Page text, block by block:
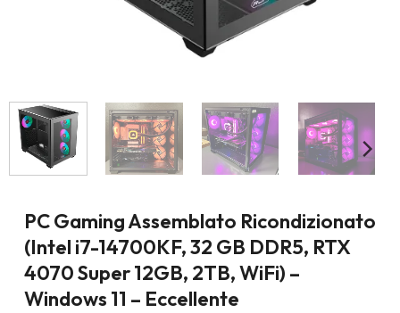
PC Gaming Assemblato Ricondizionato
(Intel i7-14700KF, 32 GB DDR5, RTX
4070 Super 12GB, 2TB, WiFi) –
Windows 11 – Eccellente